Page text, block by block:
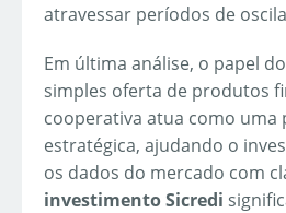
atravessar períodos de
Em última análise, o papel
simples oferta de produtos
cooperativa atua como uma
estratégica, ajudando o
os dados do mercado com
investimento Sicredi